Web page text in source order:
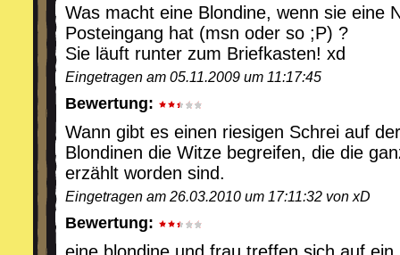
Was macht eine Blondine, wenn sie eine
Posteingang hat (msn oder so ;P) ?
Sie läuft runter zum Briefkasten! xd
Eingetragen am 05.11.2009 um 11:17:45
Bewertung:
Wann gibt es einen riesigen Schrei auf
Blondinen die Witze begreifen, die die
erzählt worden sind.
Eingetragen am 26.03.2010 um 17:11:32 von xD
Bewertung: